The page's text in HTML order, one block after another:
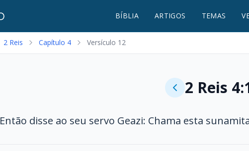
BÍBLIA ARTIGOS TEMAS
2 Reis Capítulo 4 Versículo 12
2 Reis
Então disse ao seu servo Geazi: Chama esta